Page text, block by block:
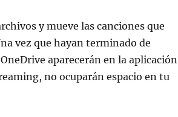
y mueve las canciones que
vez que hayan terminado de
aparecerán en la aplicación
no ocuparán espacio en tu